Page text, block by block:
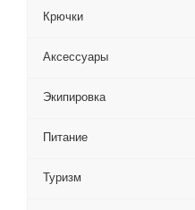
Крючки
Аксессуары
Экипировка
Питание
Туризм